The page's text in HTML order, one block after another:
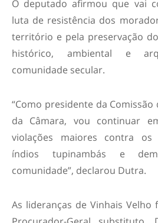
O deputado afirmou que vai
luta de resistência dos
território e pela preservação
histórico, ambiental e
comunidade secular.
“Como presidente da
da Câmara, vou continuar
violações maiores contra os
índios tupinambás e
comunidade”, declarou Dutra.
As lideranças de Vinhais Velho